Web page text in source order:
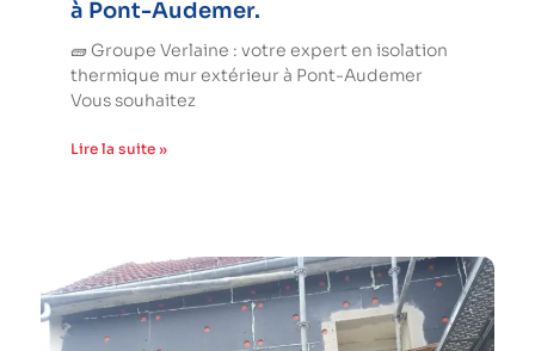
à Pont-Audemer.
🧱 Groupe Verlaine : votre expert en isolation
thermique mur extérieur à Pont-Audemer
Vous souhaitez
Lire la suite »